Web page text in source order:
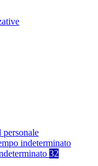
personale
indeterminato
32